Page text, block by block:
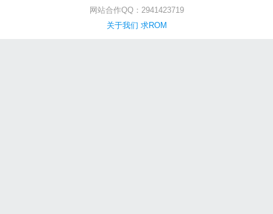
网站合作QQ：2941423719
关于我们 求ROM